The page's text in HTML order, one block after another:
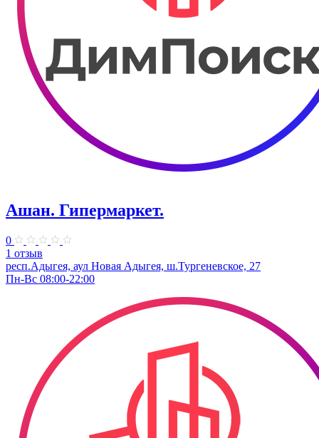
Ашан. Гипермаркет.
0
1 отзыв
респ.Адыгея, аул Новая Адыгея, ш.Тургеневское, 27
Пн-Вс 08:00-22:00